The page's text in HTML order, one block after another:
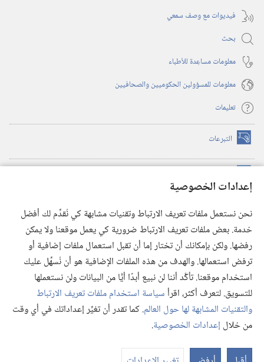
إعدادات الخصوصية
نحن نستعمل ملفات تعريف الارتباط وتقنيات مشابهة كي نُقدِّم لك أفضل
خدمة. بعض ملفات تعريف الارتباط ضرورية كي يعمل موقعنا ولا يمكن
رفضها. ولكن بإمكانك أن تختار إما أن تقبل استعمال ملفات إضافية أو
ترفض استعمالها. والهدف من هذه الملفات الإضافية هو أن نُسهِّل عليك
استخدام موقعنا. تأكَّد أننا لن نبيع أبدًا أيًّا من البيانات ولن نستعملها
للتسويق. لتعرف أكثر، اقرأسياسة استخدام ملفات تعريف الارتباط
والتقنيات المشابهة لها حول العالم. كما تقدر أن تغيِّر إعداداتك في أي وقت
من خلال إعدادات الخصوصية.
فيديوات مع وصف سمعي
بحث
معلومات مساعِدة للأطباء
معلومات للمسؤولين الحكوميين والصحافيين
تعليمات
التبرعات (يفتح
نافذة
(يفتح
نافذة
(يفتح
نافذة
جديدة) تطبيق ®
JW Library
مكتبة برج المراقبة
© 2026 .Watch Tower Bible and Tract Society of Pennsylvania